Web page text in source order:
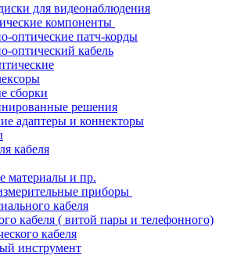
для видеонаблюдения
компоненты
оптические патч-корды
оптический кабель
сборки
решения
адаптеры и коннекторы
кабеля
материалы и пр.
приборы
кабеля
кабеля ( витой пары и телефонного)
кабеля
инструмент